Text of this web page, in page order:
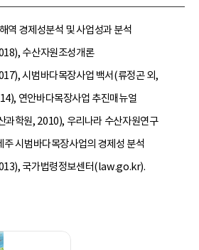
역 경제성분석 및 사업성과 분석
수산자원조성개론
시범바다목장사업 백서(류정곤 외,
연안바다목장사업 추진매뉴얼
과학원, 2010), 우리나라 수산자원연구
시범바다목장사업의 경제성 분석
국가법령정보센터(law.go.kr).